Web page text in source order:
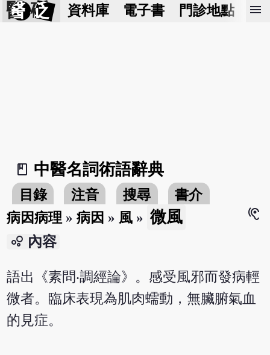
醫 砭 資料庫 電子書 門診地點 預
menu
book_2
中醫名詞術語辭典
目錄 注音 搜尋
書介
病因病理 »病因 » 風 » 微風
hearing
bubble_chart 內容
語出《素問‧調經論》。感受風邪而發病輕
微者。臨床表現為肌肉蠕動，無臟腑氣血
的見症。